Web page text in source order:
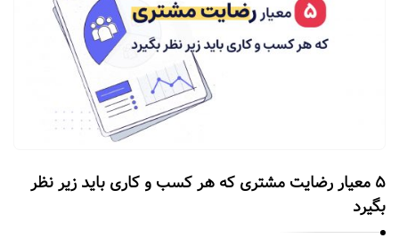
۵ معیار رضایت مشتری که هر کسب و کاری باید زیر نظر
بگیرد